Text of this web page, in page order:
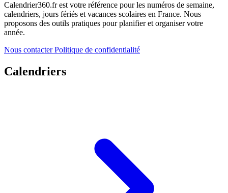
Calendrier360.fr est votre référence pour les numéros de semaine,
calendriers, jours fériés et vacances scolaires en France. Nous
proposons des outils pratiques pour planifier et organiser votre
année.
Nous contacterPolitique de confidentialité
Calendriers